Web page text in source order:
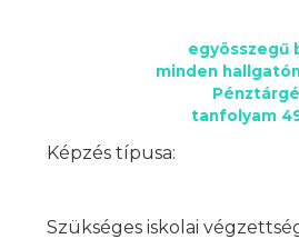
egyösszegű
minden
tanfolyam
Képzés típusa:
Szükséges iskolai